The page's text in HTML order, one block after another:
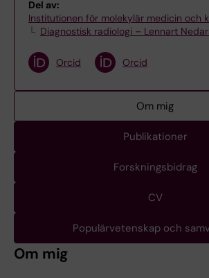
Del av:
Institutionen för molekylär medicin och
Diagnostisk radiologi – Lennart
Orcid Orcid
Om mig
Publikationer
Forskningsbidrag
CV
Populärvetenskap och
Om mig